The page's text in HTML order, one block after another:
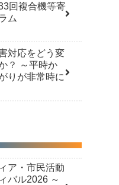
回複合機等寄
ム
対応をどう変
？ ～平時か
りが非常時に
ア・市民活動
バル2026 ～